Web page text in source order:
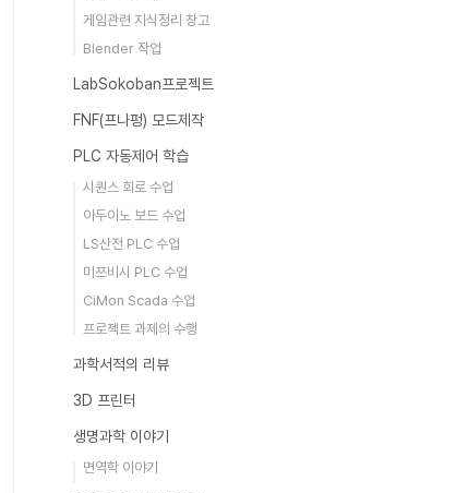
게임관련 지식정리 창고
Blender 작업
LabSokoban프로젝트
FNF(프나펑) 모드제작
PLC 자동제어 학습
시퀀스 회로 수업
아두이노 보드 수업
LS산전 PLC 수업
미쯔비시 PLC 수업
CiMon Scada 수업
프로젝트 과제의 수행
과학서적의 리뷰
3D 프린터
생명과학 이야기
면역학 이야기